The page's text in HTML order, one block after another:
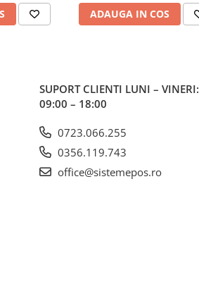
ADAUGA IN COS
SUPORT CLIENTI LUNI – VINERI:
09:00 – 18:00
0723.066.255
0356.119.743
office@sistemepos.ro